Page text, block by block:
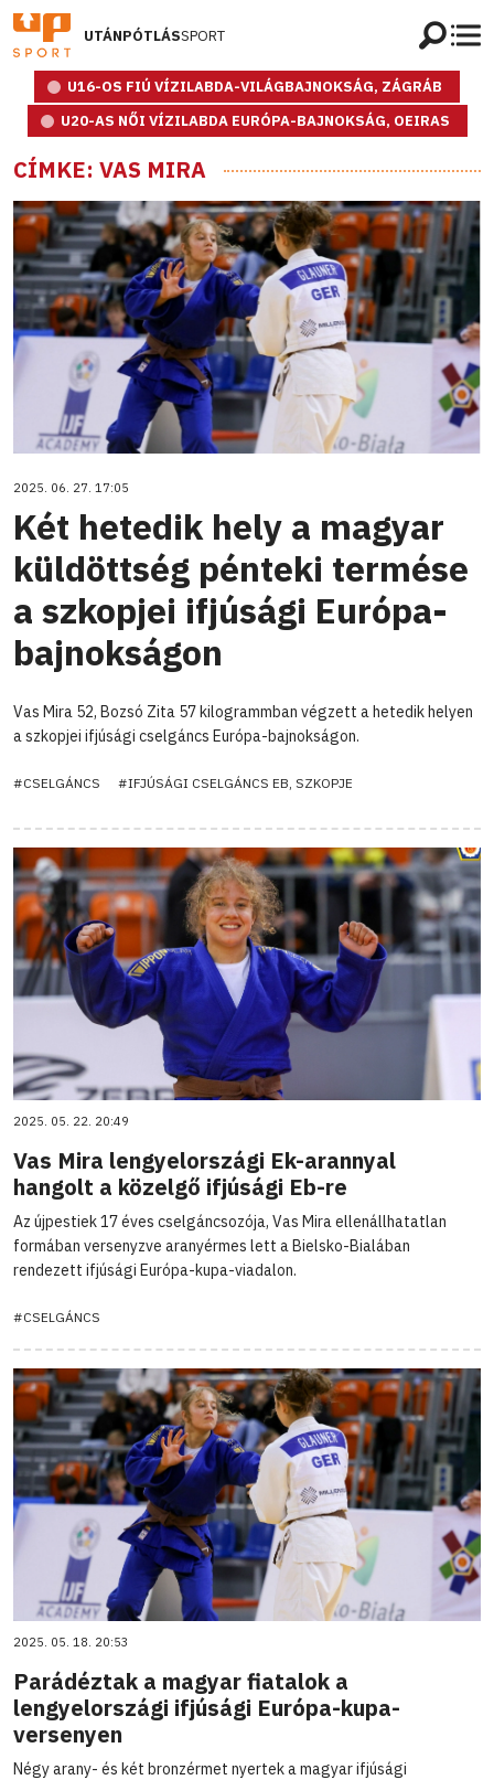
UTÁNPÓTLÁSSPORT
U16-OS FIÚ VÍZILABDA-VILÁGBAJNOKSÁG, ZÁGRÁB
U20-AS NŐI VÍZILABDA EURÓPA-BAJNOKSÁG, OEIRAS
CÍMKE: VAS MIRA
2025. 06. 27. 17:05
Két hetedik hely a magyar
küldöttség pénteki termése
a szkopjei ifjúsági Európa-
bajnokságon
Vas Mira 52, Bozsó Zita 57 kilogrammban végzett a hetedik helyen
a szkopjei ifjúsági cselgáncs Európa-bajnokságon.
#CSELGÁNCS #IFJÚSÁGI CSELGÁNCS EB, SZKOPJE
2025. 05. 22. 20:49
Vas Mira lengyelországi Ek-arannyal
hangolt a közelgő ifjúsági Eb-re
Az újpestiek 17 éves cselgáncsozója, Vas Mira ellenállhatatlan
formában versenyzve aranyérmes lett a Bielsko-Bialában
rendezett ifjúsági Európa-kupa-viadalon.
#CSELGÁNCS
2025. 05. 18. 20:53
Parádéztak a magyar fiatalok a
lengyelországi ifjúsági Európa-kupa-
versenyen
Négy arany- és két bronzérmet nyertek a magyar ifjúsági